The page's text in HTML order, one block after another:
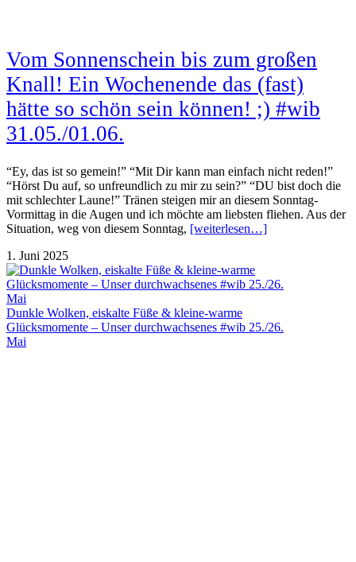
Vom Sonnenschein bis zum großen
Knall! Ein Wochenende das (fast)
hätte so schön sein können! ;) #wib
31.05./01.06.
“Ey, das ist so gemein!” “Mit Dir kann man einfach nicht reden!”
“Hörst Du auf, so unfreundlich zu mir zu sein?” “DU bist doch die
mit schlechter Laune!” Tränen steigen mir an diesem Sonntag-
Vormittag in die Augen und ich möchte am liebsten fliehen. Aus der
Situation, weg von diesem Sonntag, [weiterlesen…]
1. Juni 2025
Dunkle Wolken, eiskalte Füße & kleine-warme
Glücksmomente – Unser durchwachsenes #wib 25./26.
Mai